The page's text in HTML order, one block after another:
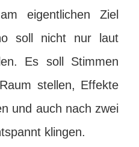
eigentlichen Ziel
soll nicht nur laut
Es soll Stimmen
stellen, Effekte
und auch nach zwei
klingen.